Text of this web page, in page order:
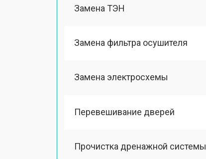
Замена ТЭН
Замена фильтра осушителя
Замена электросхемы
Перевешивание дверей
Прочистка дренажной системы